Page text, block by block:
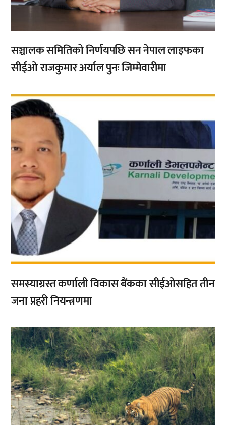
सञ्चालक समितिको निर्णयपछि सन नेपाल लाइफका
सीईओ राजकुमार अर्याल पुनः जिम्मेवारीमा
,
समस्याग्रस्त कर्णाली विकास बैंकका सीईओसहित तीन
जना प्रहरी नियन्त्रणमा
,